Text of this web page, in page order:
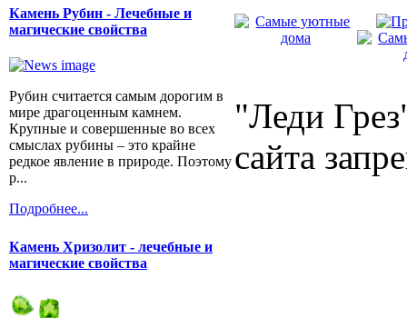
Камень Рубин - Лечебные и
магические свойства
Рубин считается самым дорогим в
мире драгоценным камнем.
Крупные и совершенные во всех
смыслах рубины – это крайне
редкое явление в природе. Поэтому
р...
Подробнее...
Камень Хризолит - лечебные и
магические свойства
"Леди
сайта